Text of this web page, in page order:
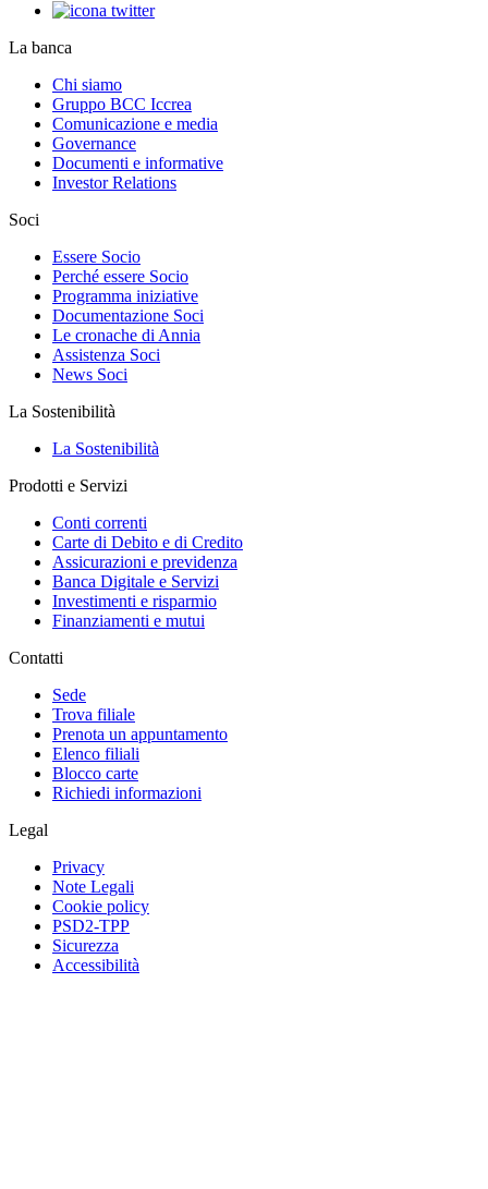
La banca
Chi siamo
Gruppo BCC Iccrea
Comunicazione e media
Governance
Documenti e informative
Investor Relations
Soci
Essere Socio
Perché essere Socio
Programma iniziative
Documentazione Soci
Le cronache di Annia
Assistenza Soci
News Soci
La Sostenibilità
La Sostenibilità
Prodotti e Servizi
Conti correnti
Carte di Debito e di Credito
Assicurazioni e previdenza
Banca Digitale e Servizi
Investimenti e risparmio
Finanziamenti e mutui
Contatti
Sede
Trova filiale
Prenota un appuntamento
Elenco filiali
Blocco carte
Richiedi informazioni
Legal
Privacy
Note Legali
Cookie policy
PSD2-TPP
Sicurezza
Accessibilità